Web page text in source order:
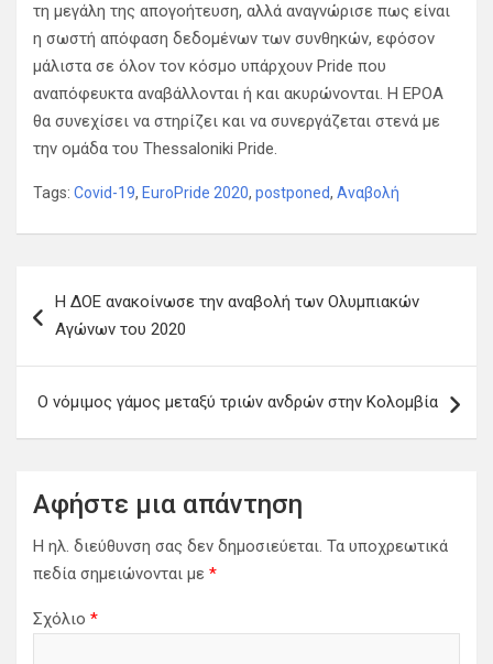
τη μεγάλη της απογοήτευση, αλλά αναγνώρισε πως είναι
η σωστή απόφαση δεδομένων των συνθηκών, εφόσον
μάλιστα σε όλον τον κόσμο υπάρχουν Pride που
αναπόφευκτα αναβάλλονται ή και ακυρώνονται. Η EPOA
θα συνεχίσει να στηρίζει και να συνεργάζεται στενά με
την ομάδα του Thessaloniki Pride.
Tags: Covid-19, EuroPride 2020, postponed, Αναβολή
Η ΔΟΕ ανακοίνωσε την αναβολή των Ολυμπιακών
Αγώνων του 2020
Ο νόμιμος γάμος μεταξύ τριών ανδρών στην Κολομβία
Αφήστε μια απάντηση
Η ηλ. διεύθυνση σας δεν δημοσιεύεται. Τα υποχρεωτικά
πεδία σημειώνονται με *
Σχόλιο *